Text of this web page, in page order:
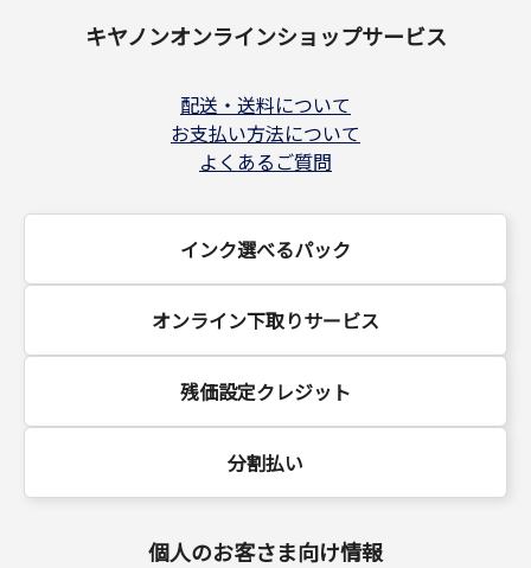
キヤノンオンラインショップサービス
配送・送料について
お支払い方法について
よくあるご質問
インク選べるパック
オンライン下取りサービス
残価設定クレジット
分割払い
個人のお客さま向け情報